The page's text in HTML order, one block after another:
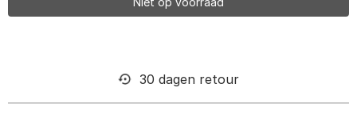
30 dagen retour